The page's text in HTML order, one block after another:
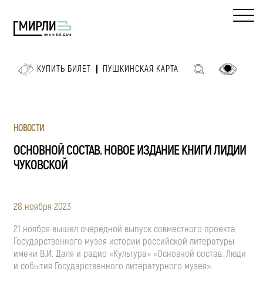
КУПИТЬ БИЛЕТ ПУШКИНСКАЯ КАРТА
НОВОСТИ
ОСНОВНОЙ СОСТАВ. НОВОЕ ИЗДАНИЕ КНИГИ ЛИДИИ
ЧУКОВСКОЙ
28 ноября 2023
21 ноября вышел очередной выпуск совместного проекта
Государственного музея истории российской литературы
имени В.И. Даля и радио «Культура» «Основной состав. Люди
и события Государственного литературного музея».